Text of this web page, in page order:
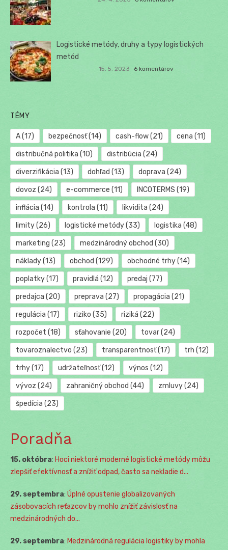
Logistické metódy, druhy a typy logistických
metód
15. 5. 2023 6 komentárov
TÉMY
A(17) bezpečnosť(14) cash-flow(21) cena (11)
distribučná politika (10) distribúcia (24)
diverzifikácia (13) dohľad (13) doprava (24)
dovoz (24) e-commerce (11) INCOTERMS (19)
inflácia (14) kontrola (11) likvidita (24)
limity(26) logistické metódy(33) logistika (48)
marketing (23) medzinárodný obchod (30)
náklady(13) obchod (129) obchodné trhy(14)
poplatky(17) pravidlá (12) predaj (77)
predajca (20) preprava (27) propagácia (21)
regulácia (17) riziko (35) riziká (22)
rozpočet (18) sťahovanie (20) tovar(24)
tovaroznalectvo (23) transparentnosť(17) trh (12)
trhy(17) udržateľnosť(12) výnos (12)
vývoz (24) zahraničný obchod (44) zmluvy(24)
špedícia (23)
Poradňa
15. októbra: Hoci niektoré moderné logistické metódy môžu
zlepšiť efektívnosť a znížiť odpad, často sa nekladie d...
29. septembra: Úplné opustenie globalizovaných
zásobovacích reťazcov by mohlo znížiť závislosť na
medzinárodných do...
29. septembra: Medzinárodná regulácia logistiky by mohla